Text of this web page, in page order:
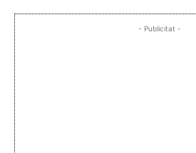
- Publicitat -